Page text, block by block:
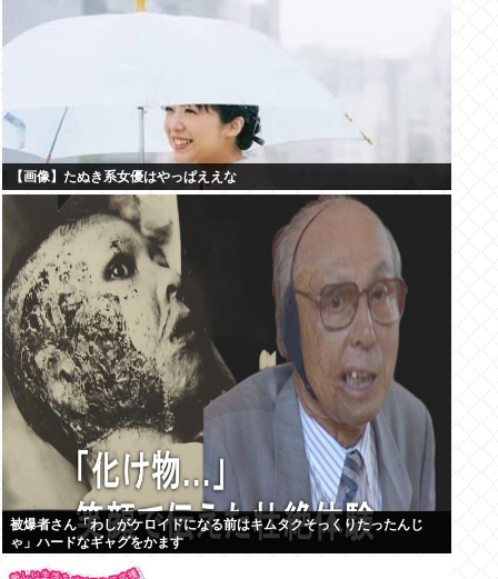
【画像】たぬき系女優はやっぱええな
被爆者さん「わしがケロイドになる前はキムタクそっくりたったんじ
ゃ」ハードなギャグをかます